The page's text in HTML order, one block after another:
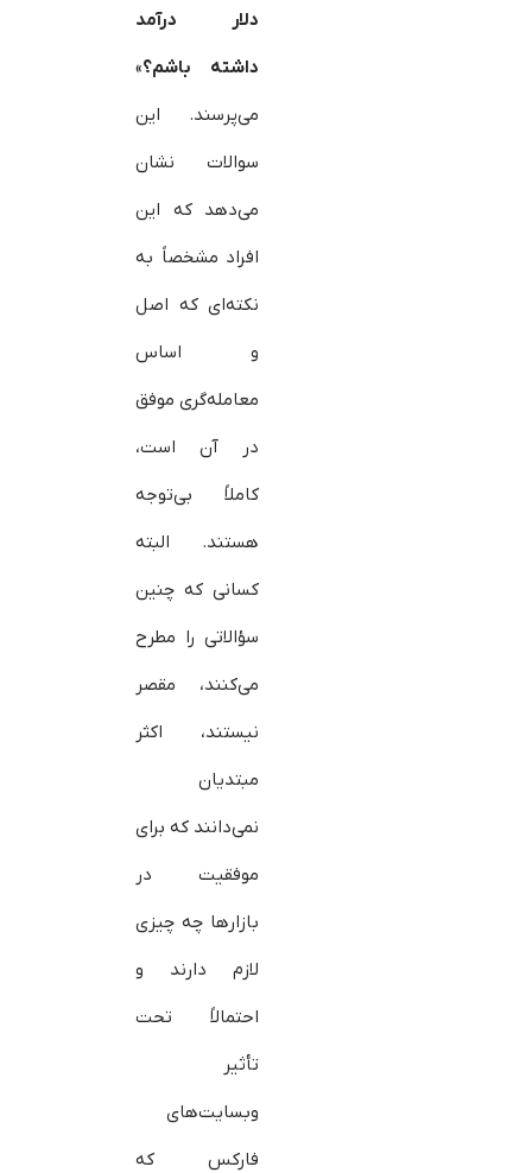
دلار درآمد
داشته باشم؟»
می‌پرسند. این
سوالات نشان
می‌دهد که این
افراد مشخصاً به
نکته‌ای که اصل
و اساس
معامله‌گری موفق
در آن است،
کاملاً بی‌توجه
هستند. البته
کسانی که چنین
سؤالاتی را مطرح
می‌کنند، مقصر
نیستند، اکثر
مبتدیان
نمی‌دانند که برای
موفقیت در
بازارها چه چیزی
لازم دارند و
احتمالاً تحت
تأثیر
وبسایت‌های
فارکس که